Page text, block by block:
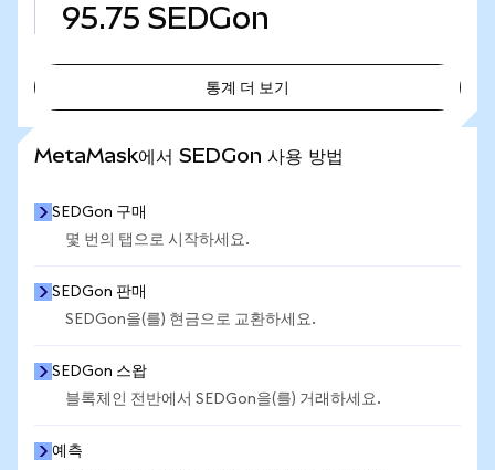
95.75 SEDGon
통계 더 보기
MetaMask에서 SEDGon 사용 방법
SEDGon 구매
몇 번의 탭으로 시작하세요.
SEDGon 판매
SEDGon을(를) 현금으로 교환하세요.
SEDGon 스왑
블록체인 전반에서 SEDGon을(를) 거래하세요.
예측